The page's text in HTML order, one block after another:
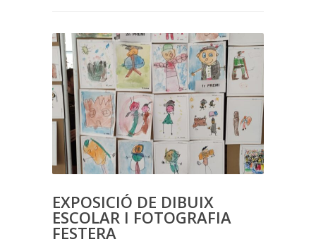
EXPOSICIÓ DE DIBUIX
ESCOLAR I FOTOGRAFIA
FESTERA